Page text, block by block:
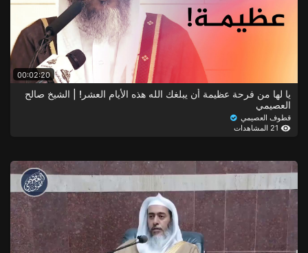
00:02:20
يا لها من فرحة عظيمة أن يبلغك الله هذه الأيام العشر! | الشيخ صالح
العصيمي
قطوف العصيمي